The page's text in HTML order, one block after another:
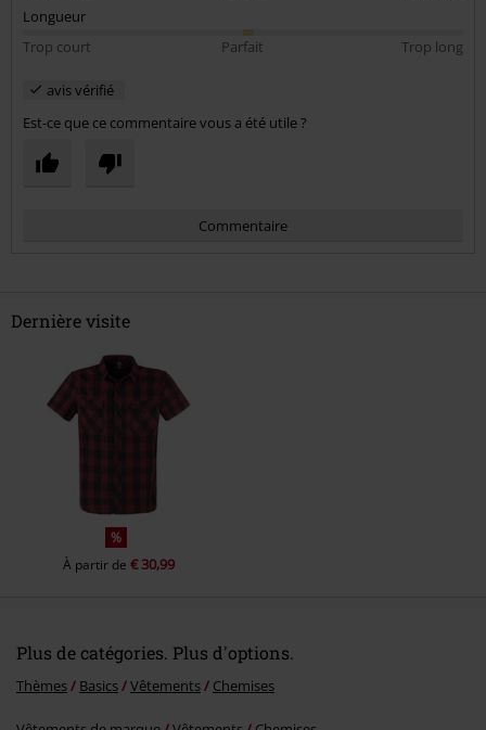
Longueur
Trop court
Parfait Trop long
avis vérifié
Est-ce que ce commentaire vous a été utile ?
Commentaire
Dernière visite
%
À partir de € 30,99
Plus de catégories. Plus d'options.
Thèmes Basics Vêtements Chemises